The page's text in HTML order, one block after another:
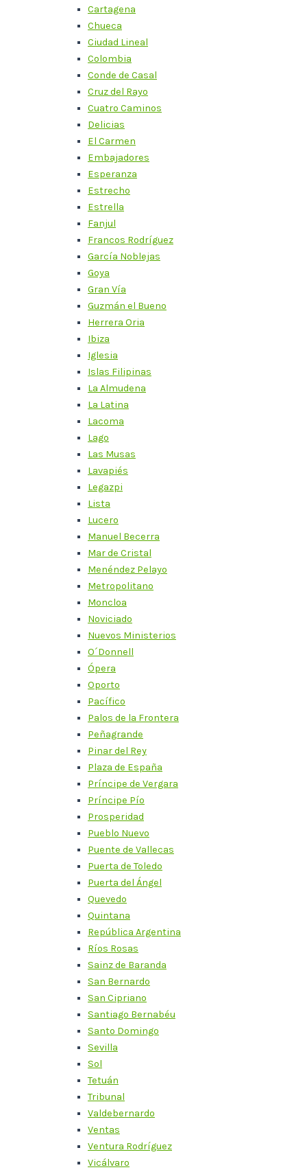
Cartagena
Chueca
Ciudad Lineal
Colombia
Conde de Casal
Cruz del Rayo
Cuatro Caminos
Delicias
El Carmen
Embajadores
Esperanza
Estrecho
Estrella
Fanjul
Francos Rodríguez
García Noblejas
Goya
Gran Vía
Guzmán el Bueno
Herrera Oria
Ibiza
Iglesia
Islas Filipinas
La Almudena
La Latina
Lacoma
Lago
Las Musas
Lavapiés
Legazpi
Lista
Lucero
Manuel Becerra
Mar de Cristal
Menéndez Pelayo
Metropolitano
Moncloa
Noviciado
Nuevos Ministerios
O´Donnell
Ópera
Oporto
Pacífico
Palos de la Frontera
Peñagrande
Pinar del Rey
Plaza de España
Príncipe de Vergara
Príncipe Pío
Prosperidad
Pueblo Nuevo
Puente de Vallecas
Puerta de Toledo
Puerta del Ángel
Quevedo
Quintana
República Argentina
Ríos Rosas
Sainz de Baranda
San Bernardo
San Cipriano
Santiago Bernabéu
Santo Domingo
Sevilla
Sol
Tetuán
Tribunal
Valdebernardo
Ventas
Ventura Rodríguez
Vicálvaro